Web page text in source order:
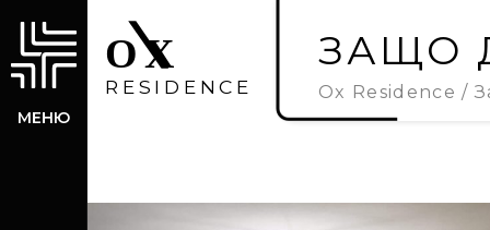
МЕНЮ
ЗАЩО
Ox Residence